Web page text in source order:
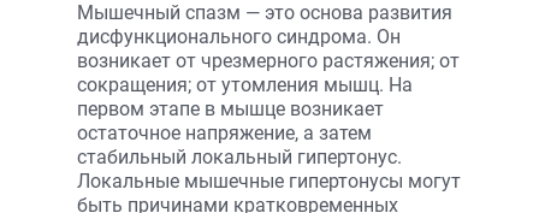
Мышечный спазм — это основа развития
дисфункционального синдрома. Он
возникает от чрезмерного растяжения; от
сокращения; от утомления мышц. На
первом этапе в мышце возникает
остаточное напряжение, а затем
стабильный локальный гипертонус.
Локальные мышечные гипертонусы могут
быть причинами кратковременных